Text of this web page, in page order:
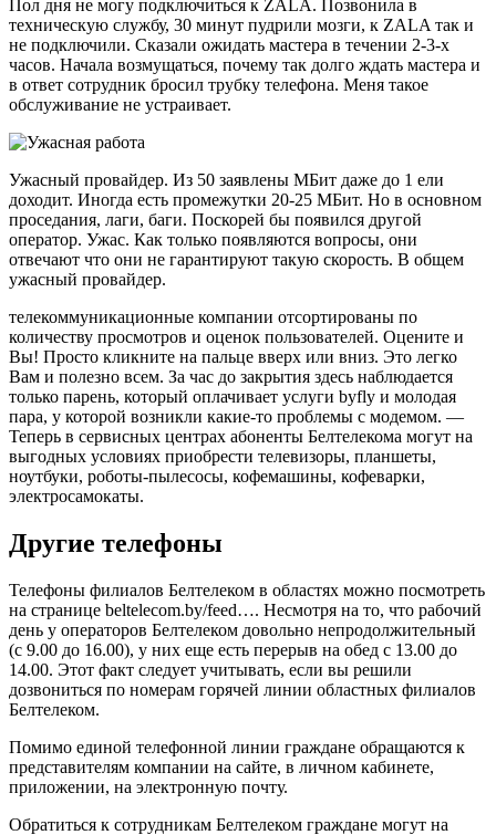
Пол дня не могу подключиться к ZALA. Позвонила в
техническую службу, 30 минут пудрили мозги, к ZALA так и
не подключили. Сказали ожидать мастера в течении 2-3-х
часов. Начала возмущаться, почему так долго ждать мастера и
в ответ сотрудник бросил трубку телефона. Меня такое
обслуживание не устраивает.
Ужасный провайдер. Из 50 заявлены МБит даже до 1 ели
доходит. Иногда есть промежутки 20-25 МБит. Но в основном
проседания, лаги, баги. Поскорей бы появился другой
оператор. Ужас. Как только появляются вопросы, они
отвечают что они не гарантируют такую скорость. В общем
ужасный провайдер.
телекоммуникационные компании отсортированы по
количеству просмотров и оценок пользователей. Оцените и
Вы! Просто кликните на пальце вверх или вниз. Это легко
Вам и полезно всем. За час до закрытия здесь наблюдается
только парень, который оплачивает услуги byfly и молодая
пара, у которой возникли какие-то проблемы с модемом. —
Теперь в сервисных центрах абоненты Белтелекома могут на
выгодных условиях приобрести телевизоры, планшеты,
ноутбуки, роботы-пылесосы, кофемашины, кофеварки,
электросамокаты.
Другие телефоны
Телефоны филиалов Белтелеком в областях можно посмотреть
на странице beltelecom.by/feed…. Несмотря на то, что рабочий
день у операторов Белтелеком довольно непродолжительный
(с 9.00 до 16.00), у них еще есть перерыв на обед с 13.00 до
14.00. Этот факт следует учитывать, если вы решили
дозвониться по номерам горячей линии областных филиалов
Белтелеком.
Помимо единой телефонной линии граждане обращаются к
представителям компании на сайте, в личном кабинете,
приложении, на электронную почту.
Обратиться к сотрудникам Белтелеком граждане могут на